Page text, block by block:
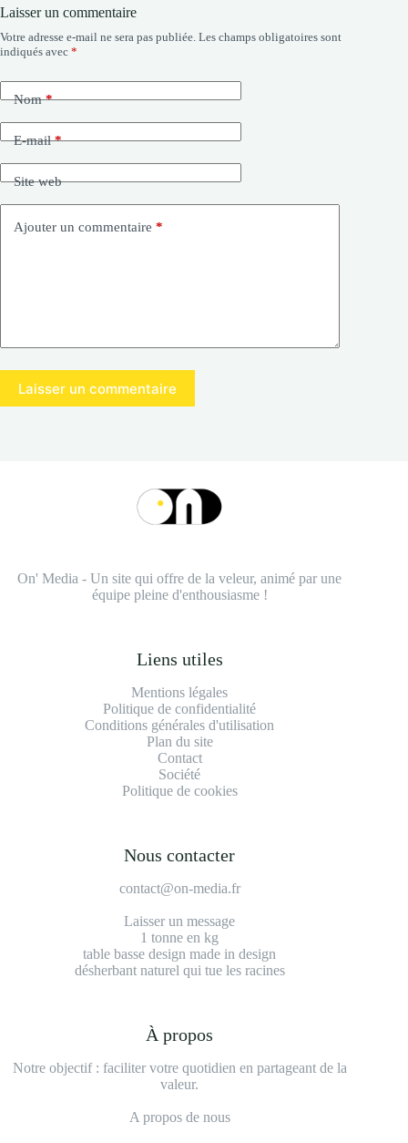
Laisser un commentaire
Votre adresse e-mail ne sera pas publiée. Les champs obligatoires sont
indiqués avec *
Nom*
E-mail*
Site web
Ajouter un commentaire *
Laisser un commentaire
On' Media - Un site qui offre de la veleur, animé par une
équipe pleine d'enthousiasme !
Liens utiles
Mentions légales
Politique de confidentialité
Conditions générales d'utilisation
Plan du site
Contact
Société
Politique de cookies
Nous contacter
contact@on-media.fr
Laisser un message
1 tonne en kg
table basse design made in design
désherbant naturel qui tue les racines
À propos
Notre objectif : faciliter votre quotidien en partageant de la
valeur.
A propos de nous